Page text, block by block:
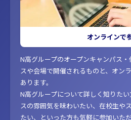
オンラインで
N高グループのオープンキャンパス
スや会場で開催されるものと、オン
あります。
N高グループについて詳しく知りた
スの雰囲気を味わいたい、在校生や
たい、といった方も気軽に参加いただ